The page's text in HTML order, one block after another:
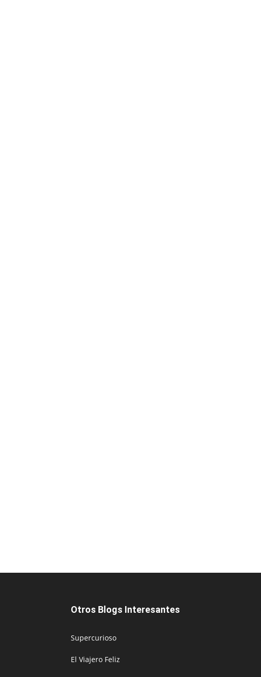
Otros Blogs Interesantes
Supercurioso
El Viajero Feliz